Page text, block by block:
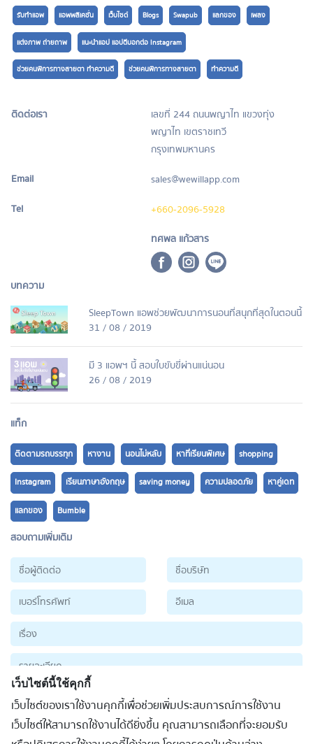
รับทำแอพ แอพพลิเคชั่น เว็บไซต์ Blogs Swapub แลกของ เพลง
แต่งภาพ ถ่ายถาพ แนะนำแอป แอปดีบอกต่อ Instagram
ช่วยคนพิการทางสายตา ทำความดี ช่วยคนพิการทางสายตา ทำความดี
ติดต่อเรา
เลขที่ 244 ถนนพญาไท แขวงทุ่ง
พญาไท เขตราชเทวี
กรุงเทพมหานคร
Email
sales@wewillapp.com
Tel
+660-2096-5928
ทศพล แก้วสาร
บทความ
SleepTown แอพช่วยพัฒนาการนอนที่สนุกที่สุดในตอนนี้
31 / 08 / 2019
มี 3 แอพฯ นี้ สอบใบขับขี่ผ่านแน่นอน
26 / 08 / 2019
แท็ก
ติดตามรถบรรทุก หางาน นอนไม่หลับ หาที่เรียนพิเศษ shopping
Instagram เรียนภาษาอังกฤษ saving money ความปลอดภัย หาคู่เดท
แลกของ Bumble
สอบถามเพิ่มเติม
ส่งข้อมูล
เว็บไซต์นี้ใช้คุกกี้
เว็บไซต์ของเราใช้งานคุกกี้เพื่อช่วยเพิ่มประสบการณ์การใช้งาน
เว็บไซต์ให้สามารถใช้งานได้ดียิ่งขึ้น คุณสามารถเลือกที่จะยอมรับ